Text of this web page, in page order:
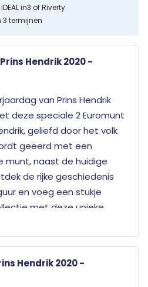
in3 of Riverty
termijnen
Hendrik 2020 -
van Prins Hendrik
deze speciale 2 Euromunt
geliefd door het volk
geëerd met een
naast de huidige
de rijke geschiedenis
en voeg een stukje
met deze unieke
officiële munteenheid
herdenkingsmunten
Hendrik 2020 -